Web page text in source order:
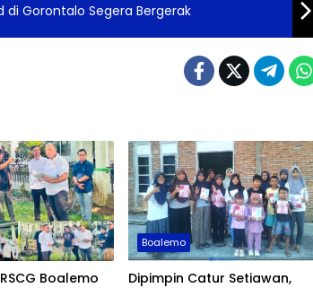
Gorontalo Segera Bergerak
Boalemo
Boalemo
Dipimpin Catur Setiawan,